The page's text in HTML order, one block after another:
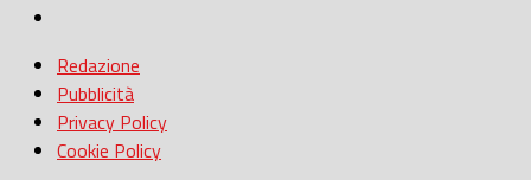
Redazione
Pubblicità
Privacy Policy
Cookie Policy